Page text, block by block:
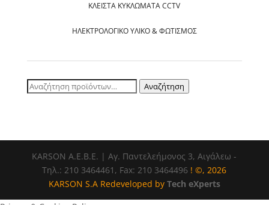
ΚΛΕΙΣΤΆ ΚΥΚΛΏΜΑΤΑ CCTV
ΗΛΕΚΤΡΟΛΟΓΙΚΌ ΥΛΙΚΌ & ΦΩΤΙΣΜΌΣ
Αναζήτηση
Αναζήτηση
ΚΑRSOΝ Α.E.B.E. | Αγ. Παντελεήμονος 3, Αιγάλεω -
Τηλ.: 210 3464461, Fax: 210 3464496 ! ©, 2026
KARSON S.A Redeveloped by Tech eXperts